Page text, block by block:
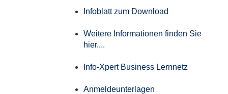
Infoblatt zum Download
Weitere Informationen finden Sie
hier....
Info-Xpert Business Lernnetz
Anmeldeunterlagen